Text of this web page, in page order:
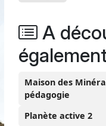
A
Maison des
pédagogie
Planète active 2